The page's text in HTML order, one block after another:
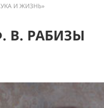
И ЖИЗНЬ»
В. РАБИЗЫ